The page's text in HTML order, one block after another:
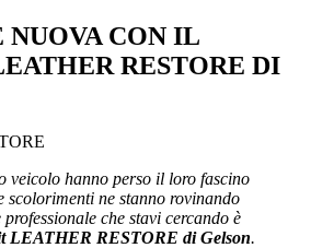
CON IL
RESTORE DI
veicolo hanno perso il loro fascino
scolorimenti ne stanno rovinando
che stavi cercando è
LEATHER RESTORE di Gelson.